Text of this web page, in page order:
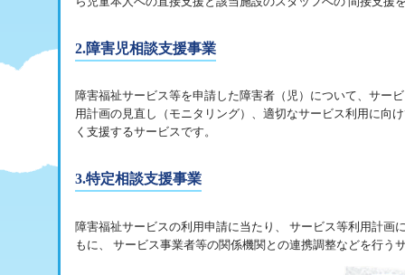
2.障害児相談支援事業
障害福祉サービス等を申請した障害者（児）について、サー
用計画の見直し（モニタリング）、適切なサービス利用に向
く支援するサービスです。
3.特定相談支援事業
障害福祉サービスの利用申請に当たり、 サービス等利用計画
もに、 サービス事業者等の関係機関との連携調整などを行う